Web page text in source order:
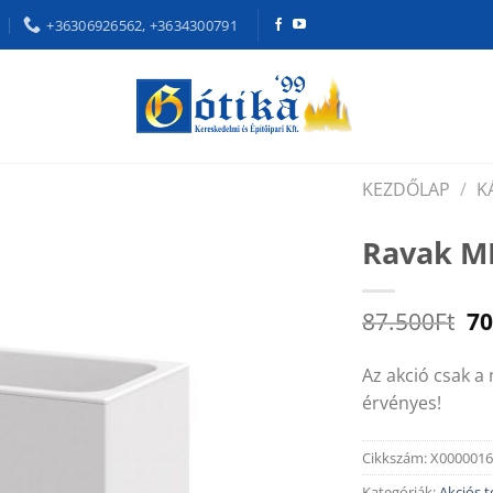
+36306926562, +3634300791
KEZDŐLAP /
Ravak
87.500Ft
Az akció csak
érvényes!
Cikkszám: